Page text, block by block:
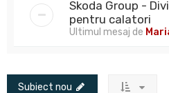
Skoda Group -
pentru calatori
Ultimul mesaj de
Subiect nou